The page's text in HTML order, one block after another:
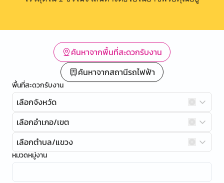
ค้นหาจากพื้นที่สะดวกรับงาน
ค้นหาจากสถานีรถไฟฟ้า
พื้นที่สะดวกรับงาน
เลือกจังหวัด
เลือกอำเภอ/เขต
เลือกตำบล/แขวง
หมวดหมู่งาน